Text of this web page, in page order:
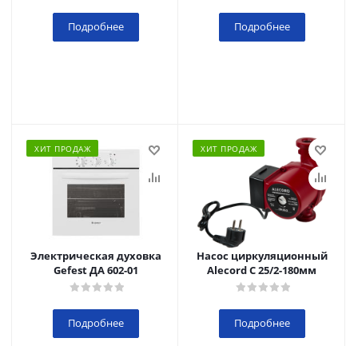
Подробнее Подробнее
ХИТ ПРОДАЖ
Электрическая духовка
Gefest ДА 602-01
Подробнее
ХИТ ПРОДАЖ
Насос циркуляционный
Alecord C 25/2-180мм
Подробнее